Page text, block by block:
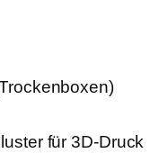
für 3D‑Druck